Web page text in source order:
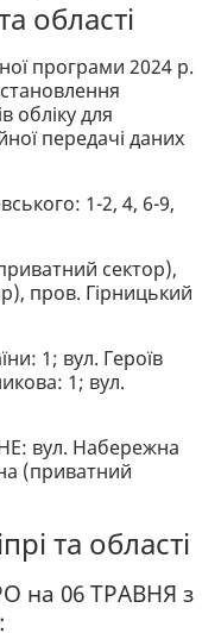
області
програми 2024 р.
обліку для
передачі даних
1-2, 4, 6-9,
сектор),
пров. Гірницький
1; вул. Героїв
1; вул.
вул. Набережна
(приватний
та області
на 06 ТРАВНЯ з